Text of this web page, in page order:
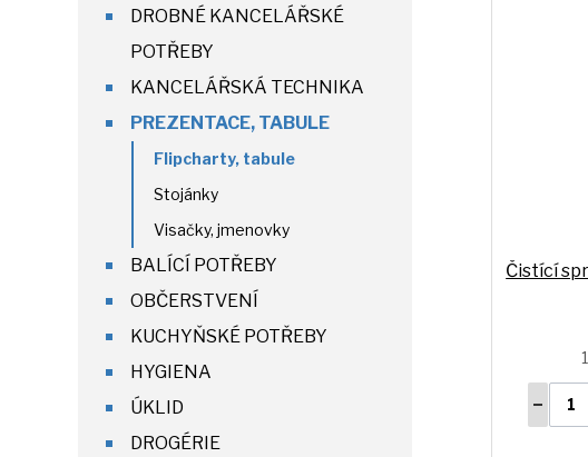
Čistící
DROBNÉ KANCELÁŘSKÉ
POTŘEBY
KANCELÁŘSKÁ TECHNIKA
PREZENTACE, TABULE
Flipcharty, tabule
Stojánky
Visačky, jmenovky
BALÍCÍ POTŘEBY
OBČERSTVENÍ
KUCHYŇSKÉ POTŘEBY
HYGIENA
ÚKLID
DROGÉRIE